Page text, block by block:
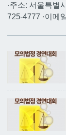
·주소: 서울특별
725-4777 ·이메